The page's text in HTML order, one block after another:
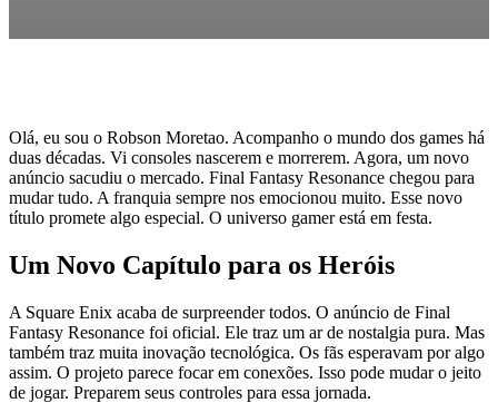
Olá, eu sou o Robson Moretao. Acompanho o mundo dos games há
duas décadas. Vi consoles nascerem e morrerem. Agora, um novo
anúncio sacudiu o mercado. Final Fantasy Resonance chegou para
mudar tudo. A franquia sempre nos emocionou muito. Esse novo
título promete algo especial. O universo gamer está em festa.
Um Novo Capítulo para os Heróis
A Square Enix acaba de surpreender todos. O anúncio de Final
Fantasy Resonance foi oficial. Ele traz um ar de nostalgia pura. Mas
também traz muita inovação tecnológica. Os fãs esperavam por algo
assim. O projeto parece focar em conexões. Isso pode mudar o jeito
de jogar. Preparem seus controles para essa jornada.